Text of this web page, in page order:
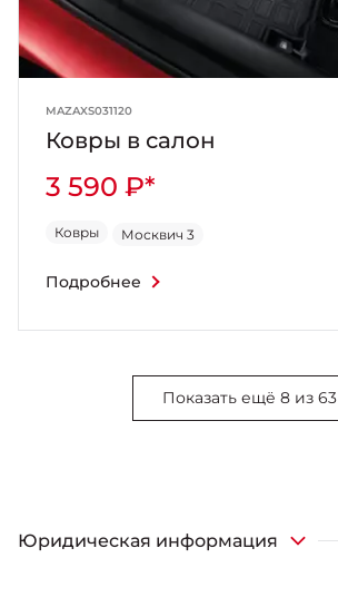
MAZAXS031120
Ковры в салон
3 590 ₽*
Ковры Москвич 3
Подробнее
Показать ещё 8 из 63
Юридическая информация